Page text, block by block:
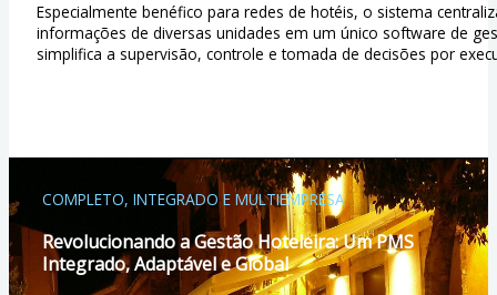
Especialmente benéfico para redes de hotéis, o sistema
informações de diversas unidades em um único software de
simplifica a supervisão, controle e tomada de decisões por
COMPLETO, INTEGRADO E MULTIEMPRESA
Revolucionando a Gestão Hoteleira: Um PMS
Integrado, Adaptável e Global